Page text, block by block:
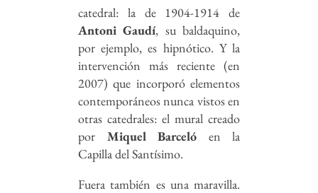
catedral: la de 1904-1914 de
Antoni Gaudí, su baldaquino,
por ejemplo, es hipnótico. Y la
intervención más reciente (en
2007) que incorporó elementos
contemporáneos nunca vistos en
otras catedrales: el mural creado
por Miquel Barceló en la
Capilla del Santísimo.
Fuera también es una maravilla.